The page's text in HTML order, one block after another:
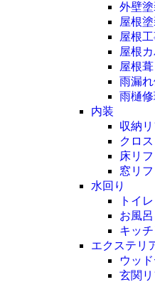
外壁
屋根
屋根
屋根
屋根
雨漏
雨樋
内装
収納
クロ
床リ
窓リ
水回り
トイ
お風
キッ
エクステリ
ウッ
玄関